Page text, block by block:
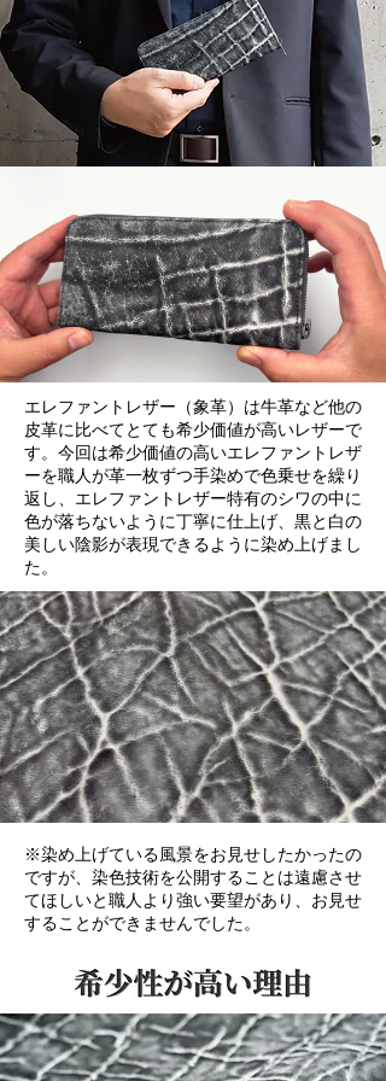
エレファントレザー（象革）は牛革など他の
皮革に比べてとても希少価値が高いレザーで
す。今回は希少価値の高いエレファントレザ
ーを職人が革一枚ずつ手染めで色乗せを繰り
返し、エレファントレザー特有のシワの中に
色が落ちないように丁寧に仕上げ、黒と白の
美しい陰影が表現できるように染め上げまし
た。
※染め上げている風景をお見せしたかったの
ですが、染色技術を公開することは遠慮させ
てほしいと職人より強い要望があり、お見せ
することができませんでした。